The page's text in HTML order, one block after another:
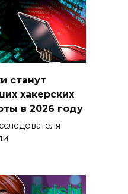
станут
хакерских
в 2026 году